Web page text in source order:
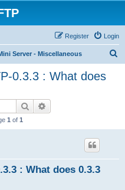
Login
Register
Server - Miscellaneous
0.3.3 : What does
Search
1 of 1
: What does 0.3.3